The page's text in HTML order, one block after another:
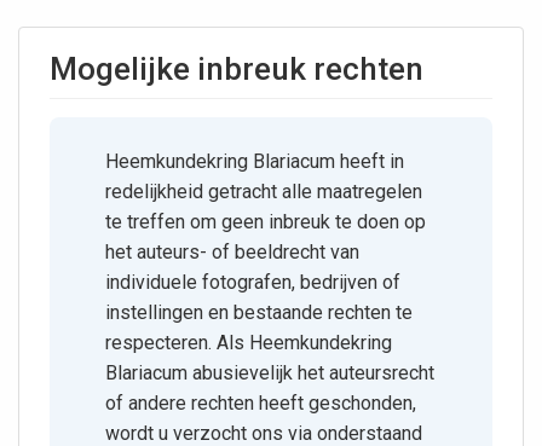
Mogelijke inbreuk rechten
Heemkundekring Blariacum heeft in
redelijkheid getracht alle maatregelen
te treffen om geen inbreuk te doen op
het auteurs- of beeldrecht van
individuele fotografen, bedrijven of
instellingen en bestaande rechten te
respecteren. Als Heemkundekring
Blariacum abusievelijk het auteursrecht
of andere rechten heeft geschonden,
wordt u verzocht ons via onderstaand